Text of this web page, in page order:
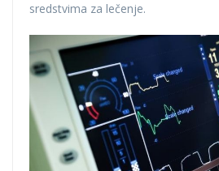
sredstvima za lečenje.